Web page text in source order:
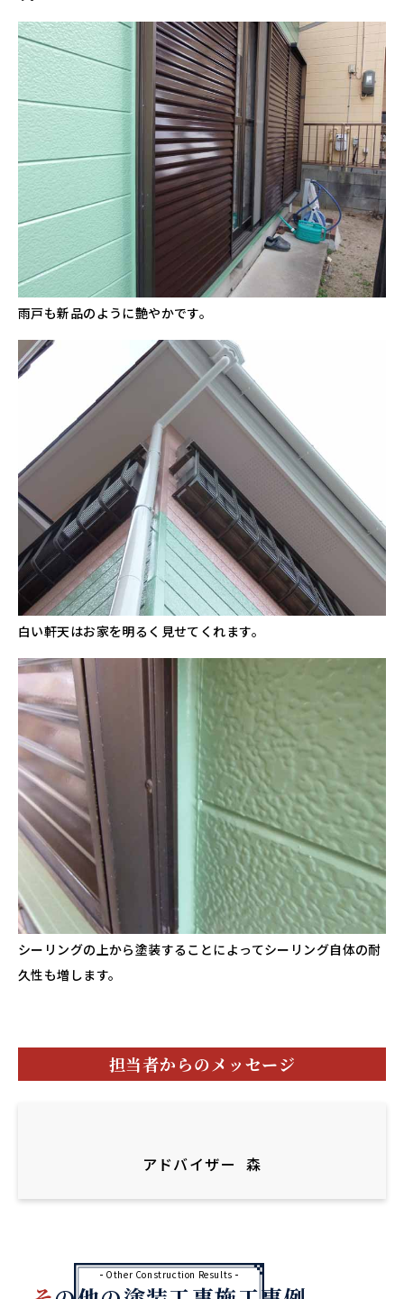
雨戸も新品のように艶やかです。
白い軒天はお家を明るく見せてくれます。
シーリングの上から塗装することによってシーリング自体の耐
久性も増します。
担当者からのメッセージ
アドバイザー 森
Other Construction Results